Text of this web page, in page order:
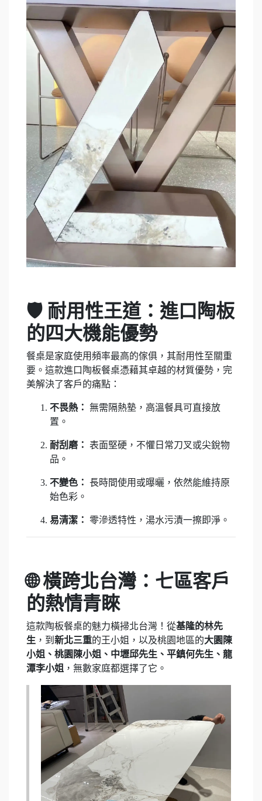
🛡️ 耐用性王道：進口陶板
的四大機能優勢
餐桌是家庭使用頻率最高的傢俱，其耐用性至關重
要。這款進口陶板餐桌憑藉其卓越的材質優勢，完
美解決了客戶的痛點：
不畏熱： 無需隔熱墊，高溫餐具可直接放
置。
耐刮磨： 表面堅硬，不懼日常刀叉或尖銳物
品。
不變色： 長時間使用或曝曬，依然能維持原
始色彩。
易清潔： 零滲透特性，湯水污漬一擦即淨。
🌐 橫跨北台灣：七區客戶
的熱情青睞
這款陶板餐桌的魅力橫掃北台灣！從基隆的林先
生 ，到 新北三重的王小姐，以及桃園地區的大園陳
小姐、桃園陳小姐、中壢邱先生、平鎮何先生、龍
潭李小姐 ，無數家庭都選擇了它。